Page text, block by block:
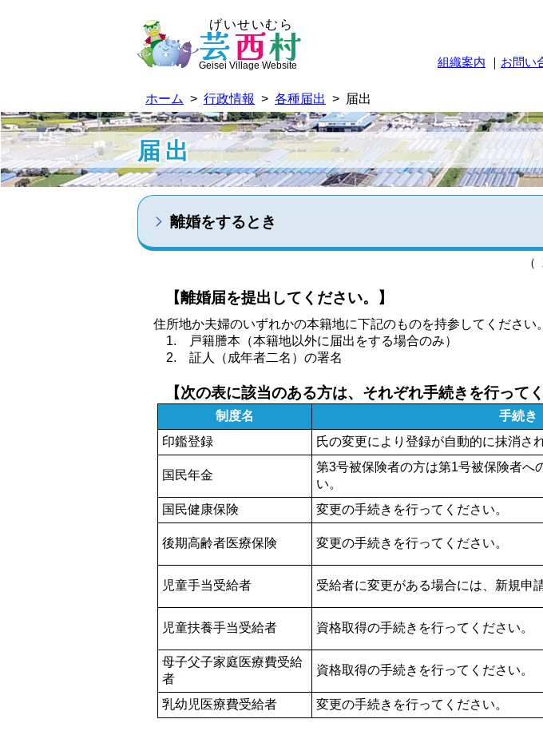
げいせいむら
芸西村
Geisei Village Website 組織案内 お問い
ホーム > 行政情報 > 各種届出 > 届出
届出
離婚をするとき
【離婚届を提出してください。】
住所地か夫婦のいずれかの本籍地に下記のものを持参してください。
1. 戸籍謄本（本籍地以外に届出をする場合のみ）
2. 証人（成年者二名）の署名
【次の表に該当のある方は、それぞれ手続きを行って
制度名 手続き
印鑑登録
氏の変更により登録が自動的に抹消さ
国民年金
第3号被保険者の方は第1号被保険者へ
い。
国民健康保険 変更の手続きを行ってください。
後期高齢者医療保険 変更の手続きを行ってください。
児童手当受給者 受給者に変更がある場合には、新規申
児童扶養手当受給者 資格取得の手続きを行ってください。
母子父子家庭医療費受給
者
資格取得の手続きを行ってください。
乳幼児医療費受給者
変更の手続きを行ってください。